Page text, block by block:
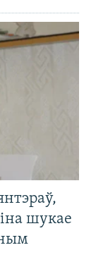
шукае